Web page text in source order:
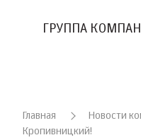
ГРУППА
Главная Новости
Кропивницкий!